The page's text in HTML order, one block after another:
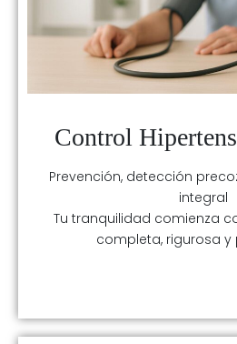
Control
Prevención, detección
integral
Tu tranquilidad comienza
completa, rigurosa y